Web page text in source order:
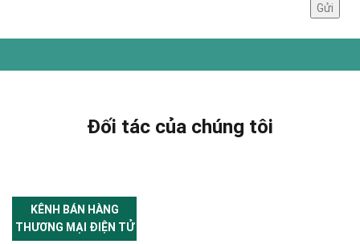
Đối tác của chúng tôi
KÊNH BÁN HÀNG
THƯƠNG MẠI ĐIỆN TỬ